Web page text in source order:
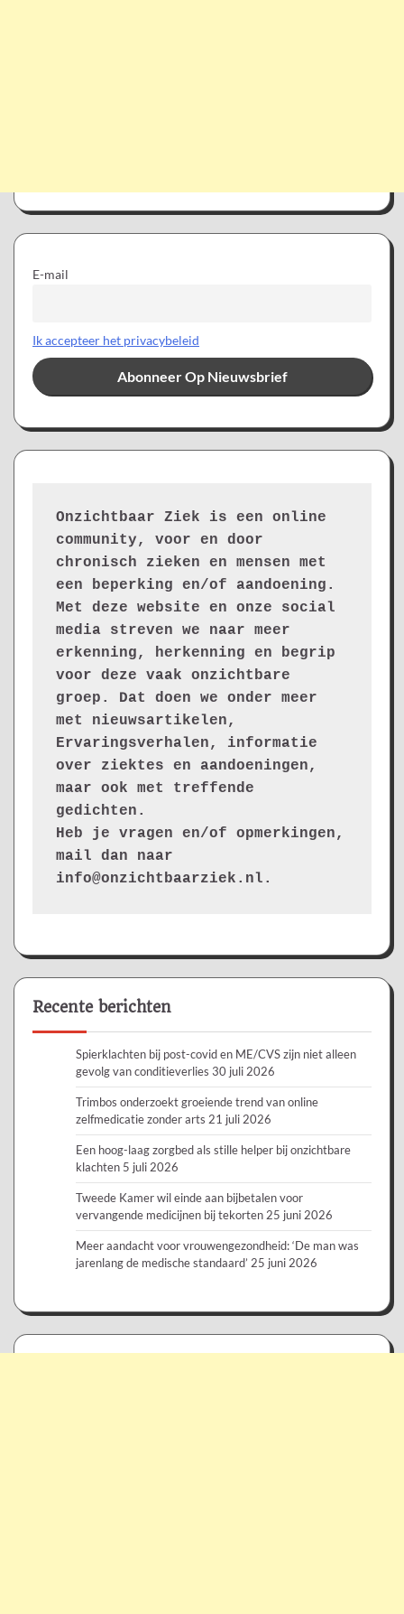
E-mail
Ik accepteer het privacybeleid
Onzichtbaar Ziek is een online
community, voor en door
chronisch zieken en mensen met
een beperking en/of aandoening.
Met deze website en onze social
media streven we naar meer
erkenning, herkenning en begrip
voor deze vaak onzichtbare
groep. Dat doen we onder meer
met nieuwsartikelen,
Ervaringsverhalen, informatie
over ziektes en aandoeningen,
maar ook met treffende
gedichten.
Heb je vragen en/of opmerkingen,
mail dan naar
info@onzichtbaarziek.nl.
Recente berichten
Spierklachten bij post-covid en ME/CVS zijn niet alleen
gevolg van conditieverlies 30 juli 2026
Trimbos onderzoekt groeiende trend van online
zelfmedicatie zonder arts 21 juli 2026
Een hoog-laag zorgbed als stille helper bij onzichtbare
klachten 5 juli 2026
Tweede Kamer wil einde aan bijbetalen voor
vervangende medicijnen bij tekorten 25 juni 2026
Meer aandacht voor vrouwengezondheid: ‘De man was
jarenlang de medische standaard’ 25 juni 2026